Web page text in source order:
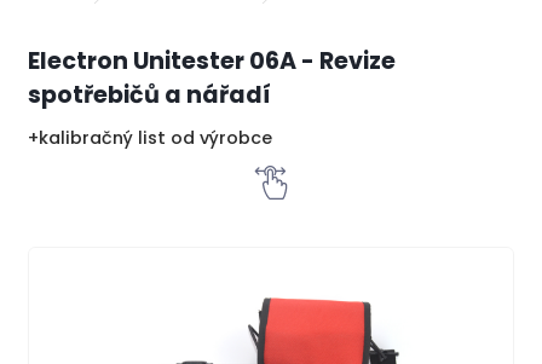
Electron Unitester 06A - Revize
spotřebičů a nářadí
+kalibračný list od výrobce